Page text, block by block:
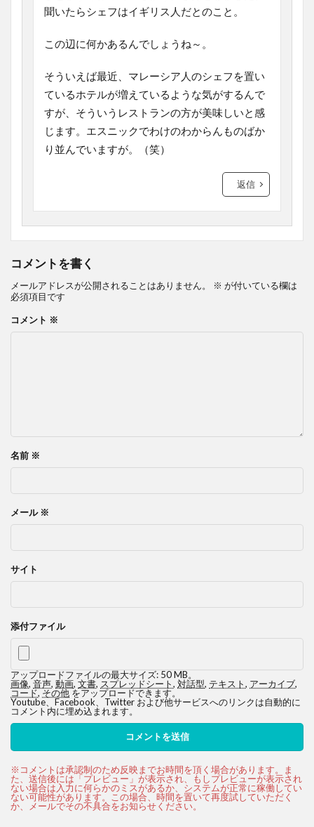
聞いたらシェフはイギリス人だとのこと。
この辺に何かあるんでしょうね～。
そういえば最近、マレーシア人のシェフを置い
ているホテルが増えているような気がするんで
すが、そういうレストランの方が美味しいと感
じます。エスニックでわけのわからんものばか
り並んでいますが。（笑）
返信
コメントを書く
メールアドレスが公開されることはありません。 ※ が付いている欄は
必須項目です
コメント ※
名前 ※
メール ※
サイト
添付ファイル
アップロードファイルの最大サイズ: 50 MB。
画像, 音声, 動画, 文書, スプレッドシート, 対話型, テキスト, アーカイブ,
コード,その他をアップロードできます。
Youtube、Facebook、Twitter および他サービスへのリンクは自動的に
コメント内に埋め込まれます。